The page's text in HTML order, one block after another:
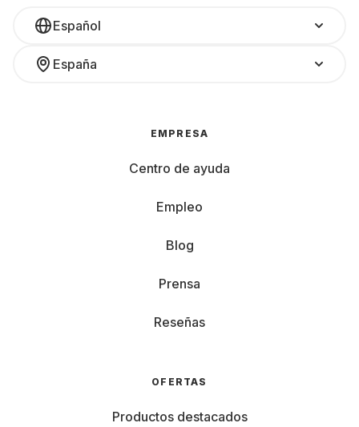
Español
España
EMPRESA
Centro de ayuda
Empleo
Blog
Prensa
Reseñas
OFERTAS
Productos destacados